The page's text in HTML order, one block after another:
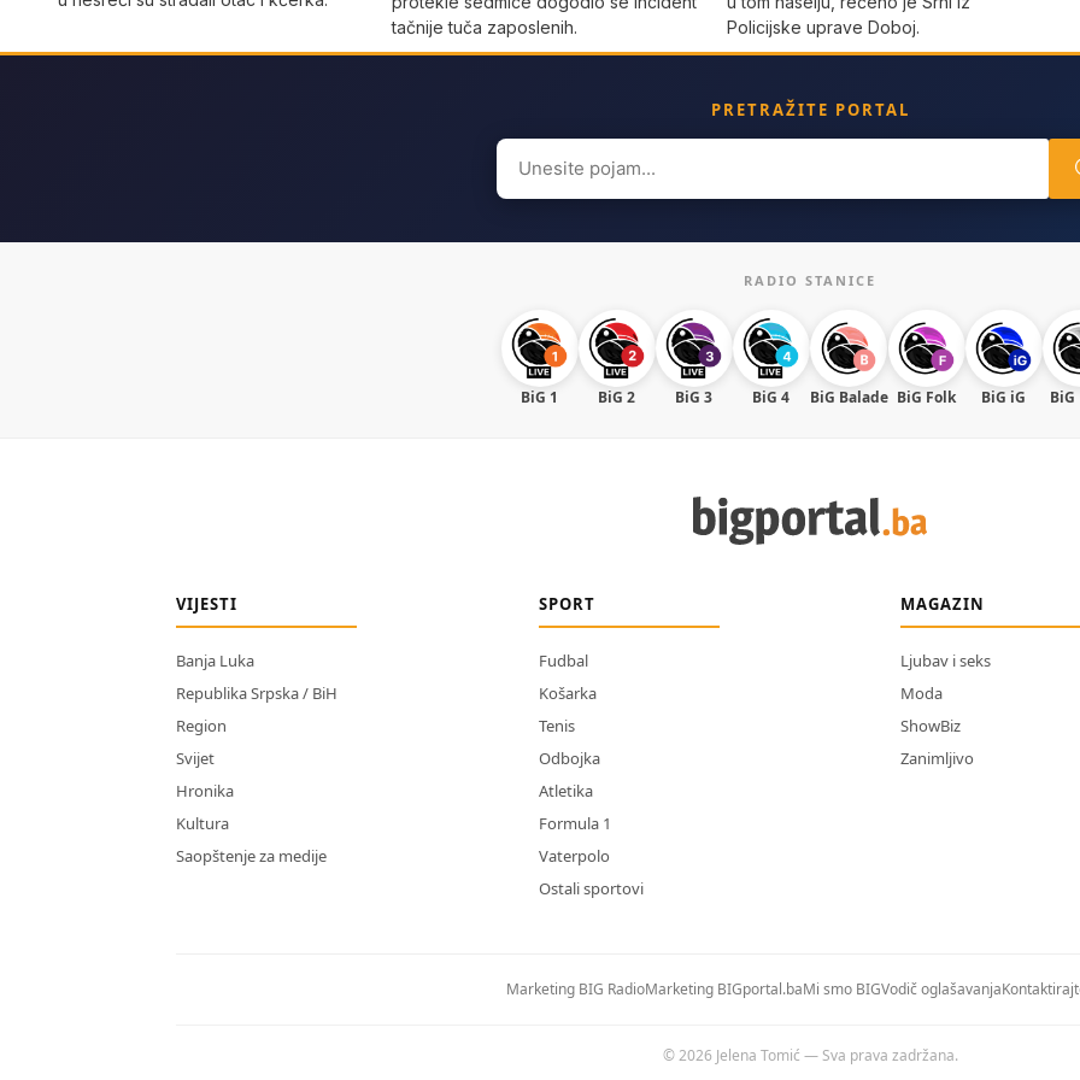
tačnije tuča zaposlenih.
Policijske uprave Doboj.
PRETRAŽITE PORTAL
Search
for:
RADIO STANICE
BiG 1 BiG 2 BiG 3 BiG 4 BiG Balade BiG Folk BiG iG BiG
VIJESTI
Banja Luka
Republika Srpska / BiH
Region
Svijet
Hronika
Kultura
Saopštenje za medije
SPORT
Fudbal
Košarka
Tenis
Odbojka
Atletika
Formula 1
Vaterpolo
Ostali sportovi
MAGAZIN
Ljubav i seks
Moda
ShowBiz
Zanimljivo
Marketing BIG RadioMarketing BIGportal.baMi smo BIGVodič oglašavanja
© 2026 Jelena Tomić — Sva prava zadržana.